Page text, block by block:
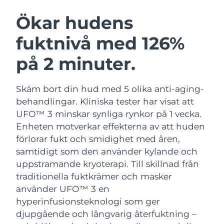
Ökar hudens
fuktnivå med 126%
på 2 minuter.
Skäm bort din hud med 5 olika anti-aging-
behandlingar. Kliniska tester har visat att
UFO™ 3 minskar synliga rynkor på 1 vecka.
Enheten motverkar effekterna av att huden
förlorar fukt och smidighet med åren,
samtidigt som den använder kylande och
uppstramande kryoterapi. Till skillnad från
traditionella fuktkrämer och masker
använder UFO™ 3 en
hyperinfusionsteknologi som ger
djupgående och långvarig återfuktning –
Ansiktsrengöring
Anti-aging massage
LUNA™ 4 Plus
Massage, LED heating
LUNA™ 4 Men
For men, anti-aging massage
Ansiktslyft
Microcurrent toning
BEAR™ 2 go
Microcurrent toning on-the-go
BEAR™ 2 eyes & lips
Microcurrent line smoothing device
Återfuktning
UFO™ 3-paket
Deep facial hydration
UFO™ 3 LED
Near-infrared and red light therapy
device
Munvård
issa™ 4
Hybrid silicone sonic toothbrush
issa™ 4 plus
Smart hybrid silicone sonic toothbrush
FAQ™ ANTI-AGING-BEHANDLING
Anti-aging LED-behandlingar
NEW
Österrike
Bahrain Förväntad leverans
Belgien Förväntad leverans
Bermuda Förväntad leverans8/17/26
Bosnien och
Hercegovina
Förväntad leverans8/14/26
Brunei Förväntad leverans
Bulgarien Förväntad leverans8/11/26
Kanada
Chile Förväntad leverans8/15/26